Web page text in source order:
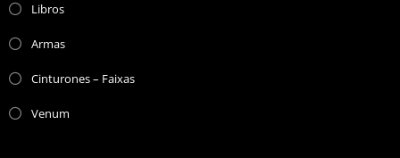
Libros
Armas
Cinturones – Faixas
Venum